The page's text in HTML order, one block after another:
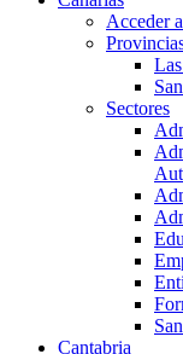
Acceder
Sectores
Cantabria